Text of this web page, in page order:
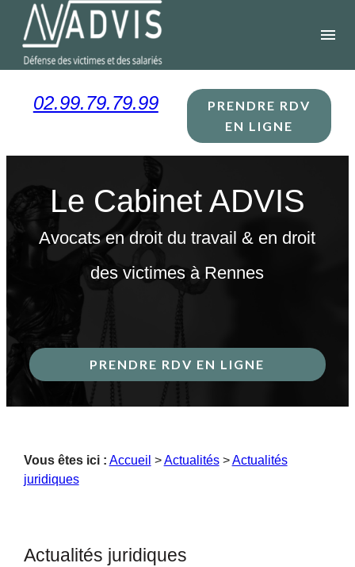
menu
02.99.79.79.99
PRENDRE RDV
EN LIGNE
Le Cabinet ADVIS
Avocats en droit du travail & en droit
des victimes à Rennes
PRENDRE RDV EN LIGNE
Vous êtes ici : Accueil >Actualités>Actualités
juridiques
Actualités juridiques
Panneau de gestion des cookies